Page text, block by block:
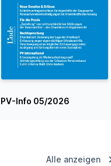
PV-Info 05/2026
Alle anzeigen